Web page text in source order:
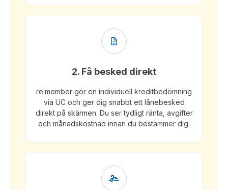
2. Få besked direkt
re:member gör en individuell kreditbedömning
via UC och ger dig snabbt ett lånebesked
direkt på skärmen. Du ser tydligt ränta, avgifter
och månadskostnad innan du bestämmer dig.